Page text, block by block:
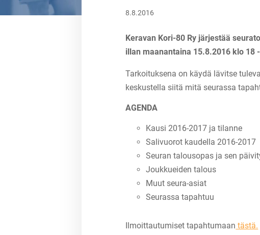
8.8.2016
Keravan Kori-80 Ry järjestää
illan maanantaina 15.8.2016 klo 18
Tarkoituksena on käydä lävitse
keskustella siitä mitä seurassa
AGENDA
Kausi 2016-2017 ja tilanne
Salivuorot kaudella 2016-2017
Seuran talousopas ja sen
Joukkueiden talous
Muut seura-asiat
Seurassa tapahtuu
Ilmoittautumiset tapahtumaan tästä.